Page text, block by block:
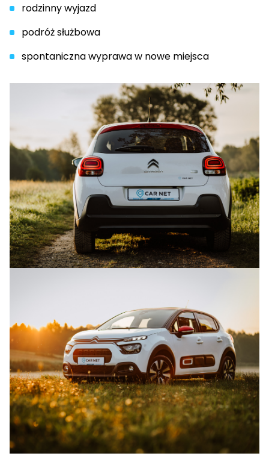
rodzinny wyjazd
podróż służbowa
spontaniczna wyprawa w nowe miejsca